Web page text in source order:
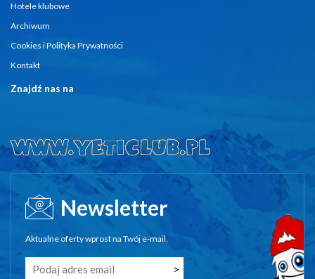
Hotele klubowe
Archiwum
Cookies i Polityka Prywatności
Kontakt
Znajdź nas na
Newsletter
Aktualne oferty wprost na Twój e-mail.